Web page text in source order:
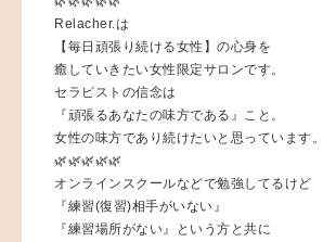
Relacher.は
【毎日頑張り続ける女性】の心身を
癒していきたい女性限定サロンです。
セラピストの信念は
『頑張るあなたの味方である』こと。
女性の味方であり続けたいと思っています。
🌿🌿🌿🌿🌿
オンラインスクールなどで勉強してるけど
『練習(復習)相手がいない』
『練習場所がない』という方と共に